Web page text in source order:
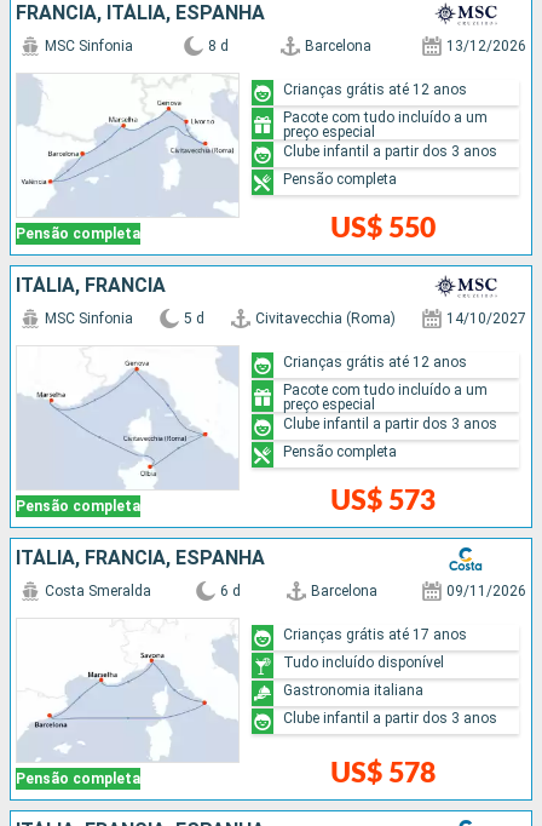
FRANCIA, ITÁLIA, ESPANHA
Pensão completa
MSC Sinfonia 8 d Barcelona 13/12/2026
US$ 550
Crianças grátis até 12 anos
Pacote com tudo incluído a um
preço especial
Clube infantil a partir dos 3 anos
Pensão completa
ITÁLIA, FRANCIA
Pensão completa
MSC Sinfonia 5 d Civitavecchia (Roma) 14/10/2027
US$ 573
Crianças grátis até 12 anos
Pacote com tudo incluído a um
preço especial
Clube infantil a partir dos 3 anos
Pensão completa
ITÁLIA, FRANCIA, ESPANHA
Pensão completa
Costa Smeralda 6 d Barcelona 09/11/2026
US$ 578
Crianças grátis até 17 anos
Tudo incluído disponível
Gastronomia italiana
Clube infantil a partir dos 3 anos